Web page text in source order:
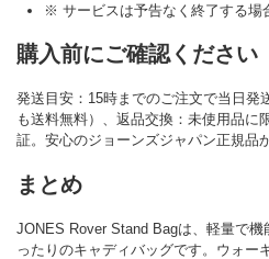
※ サービスは予告なく終了する場
購入前にご確認ください
発送目安：15時までのご注文で当日発
も送料無料）、返品交換：未使用品に
証。安心のジョーンズジャパン正規品
まとめ
JONES Rover Stand Bagは、軽量で
ったりのキャディバッグです。ウォー